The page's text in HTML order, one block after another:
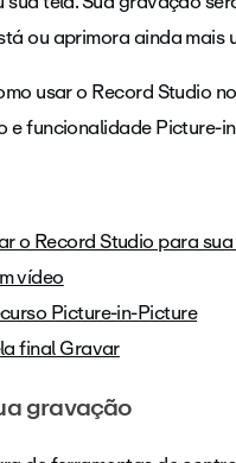
ou aprimora ainda mais
usar o Record Studio
e funcionalidade Picture-
o Record Studio para
vídeo
Picture-in-Picture
final Gravar
gravação